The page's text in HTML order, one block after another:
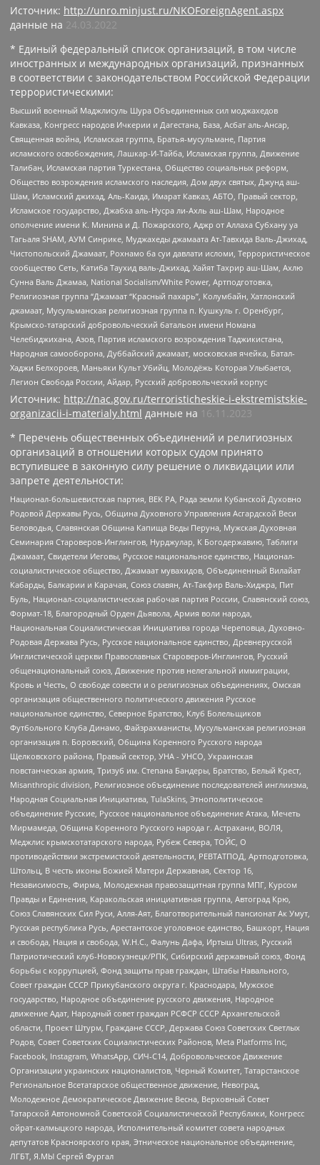
Источник: http://unro.minjust.ru/NKOForeignAgent.aspx
данные на 24.03.2022
* Единый федеральный список организаций, в том числе
иностранных и международных организаций, признанных
в соответствии с законодательством Российской Федерации
террористическими:
Высший военный Маджлисуль Шура Объединенных сил моджахедов
Кавказа, Конгресс народов Ичкерии и Дагестана, База, Асбат аль-Ансар,
Священная война, Исламская группа, Братья-мусульмане, Партия
исламского освобождения, Лашкар-И-Тайба, Исламская группа, Движение
Талибан, Исламская партия Туркестана, Общество социальных реформ,
Общество возрождения исламского наследия, Дом двух святых, Джунд аш-
Шам, Исламский джихад, Аль-Каида, Имарат Кавказ, АБТО, Правый сектор,
Исламское государство, Джабха аль-Нусра ли-Ахль аш-Шам, Народное
ополчение имени К. Минина и Д. Пожарского, Аджр от Аллаха Субхану уа
Тагьаля SHAM, АУМ Синрике, Муджахеды джамаата Ат-Тавхида Валь-Джихад,
Чистопольский Джамаат, Рохнамо ба суи давлати исломи, Террористическое
сообщество Сеть, Катиба Таухид валь-Джихад, Хайят Тахрир аш-Шам, Ахлю
Сунна Валь Джамаа, National Socialism/White Power, Артподготовка,
Религиозная группа “Джамаат “Красный пахарь”, Колумбайн, Хатлонский
джамаат, Мусульманская религиозная группа п. Кушкуль г. Оренбург,
Крымско-татарский добровольческий батальон имени Номана
Челебиджихана, Азов, Партия исламского возрождения Таджикистана,
Народная самооборона, Дуббайский джамаат, московская ячейка, Батал-
Хаджи Белхороев, Маньяки Культ Убийц, Молодёжь Которая Улыбается,
Легион Свобода России, Айдар, Русский добровольческий корпус
Источник: http://nac.gov.ru/terroristicheskie-i-ekstremistskie-
organizacii-i-materialy.html данные на
16.11.2023
* Перечень общественных объединений и религиозных
организаций в отношении которых судом принято
вступившее в законную силу решение о ликвидации или
запрете деятельности:
Национал-большевистская партия, ВЕК РА, Рада земли Кубанской Духовно
Родовой Державы Русь, Община Духовного Управления Асгардской Веси
Беловодья, Славянская Община Капища Веды Перуна, Мужская Духовная
Семинария Староверов-Инглингов, Нурджулар, К Богодержавию, Таблиги
Джамаат, Свидетели Иеговы, Русское национальное единство, Национал-
социалистическое общество, Джамаат мувахидов, Объединенный Вилайат
Кабарды, Балкарии и Карачая, Союз славян, Ат-Такфир Валь-Хиджра, Пит
Буль, Национал-социалистическая рабочая партия России, Славянский союз,
Формат-18, Благородный Орден Дьявола, Армия воли народа,
Национальная Социалистическая Инициатива города Череповца, Духовно-
Родовая Держава Русь, Русское национальное единство, Древнерусской
Инглистической церкви Православных Староверов-Инглингов, Русский
общенациональный союз, Движение против нелегальной иммиграции,
Кровь и Честь, О свободе совести и о религиозных объединениях, Омская
организация общественного политического движения Русское
национальное единство, Северное Братство, Клуб Болельщиков
Футбольного Клуба Динамо, Файзрахманисты, Мусульманская религиозная
организация п. Боровский, Община Коренного Русского народа
Щелковского района, Правый сектор, УНА - УНСО, Украинская
повстанческая армия, Тризуб им. Степана Бандеры, Братство, Белый Крест,
Misanthropic division, Религиозное объединение последователей инглиизма,
Народная Социальная Инициатива, TulaSkins, Этнополитическое
объединение Русские, Русское национальное объединение Атака, Мечеть
Мирмамеда, Община Коренного Русского народа г. Астрахани, ВОЛЯ,
Меджлис крымскотатарского народа, Рубеж Севера, ТОЙС, О
противодействии экстремистской деятельности, РЕВТАТПОД, Артподготовка,
Штольц, В честь иконы Божией Матери Державная, Сектор 16,
Независимость, Фирма, Молодежная правозащитная группа МПГ, Курсом
Правды и Единения, Каракольская инициативная группа, Автоград Крю,
Союз Славянских Сил Руси, Алля-Аят, Благотворительный пансионат Ак Умут,
Русская республика Русь, Арестантское уголовное единство, Башкорт, Нация
и свобода, Нация и свобода, W.H.С., Фалунь Дафа, Иртыш Ultras, Русский
Патриотический клуб-Новокузнецк/РПК, Сибирский державный союз, Фонд
борьбы с коррупцией, Фонд защиты прав граждан, Штабы Навального,
Совет граждан СССР Прикубанского округа г. Краснодара, Мужское
государство, Народное объединение русского движения, Народное
движение Адат, Народный совет граждан РСФСР СССР Архангельской
области, Проект Штурм, Граждане СССР, Держава Союз Советских Светлых
Родов, Совет Советских Социалистических Районов, Meta Platforms Inc,
Facebook, Instagram, WhatsApp, СИЧ-С14, Добровольческое Движение
Организации украинских националистов, Черный Комитет, Татарстанское
Региональное Всетатарское общественное движение, Невоград,
Молодежное Демократическое Движение Весна, Верховный Совет
Татарской Автономной Советской Социалистической Республики, Конгресс
ойрат-калмыцкого народа, Исполнительный комитет совета народных
депутатов Красноярского края, Этническое национальное объединение,
ЛГБТ, Я.МЫ Сергей Фургал